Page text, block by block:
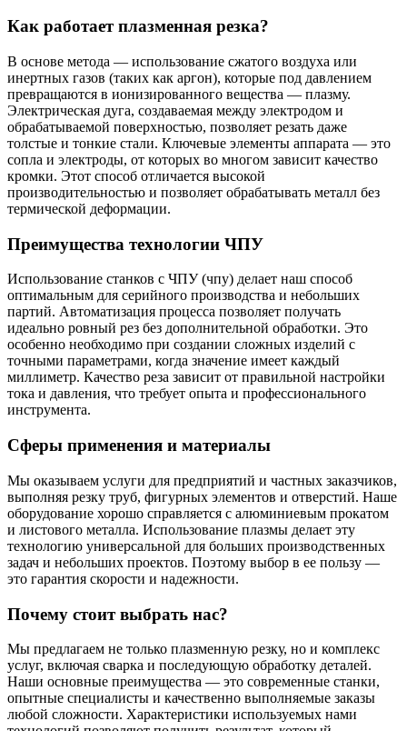
Как работает плазменная резка?
В основе метода — использование сжатого воздуха или
инертных газов (таких как аргон), которые под давлением
превращаются в ионизированного вещества — плазму.
Электрическая дуга, создаваемая между электродом и
обрабатываемой поверхностью, позволяет резать даже
толстые и тонкие стали. Ключевые элементы аппарата — это
сопла и электроды, от которых во многом зависит качество
кромки. Этот способ отличается высокой
производительностью и позволяет обрабатывать металл без
термической деформации.
Преимущества технологии ЧПУ
Использование станков с ЧПУ (чпу) делает наш способ
оптимальным для серийного производства и небольших
партий. Автоматизация процесса позволяет получать
идеально ровный рез без дополнительной обработки. Это
особенно необходимо при создании сложных изделий с
точными параметрами, когда значение имеет каждый
миллиметр. Качество реза зависит от правильной настройки
тока и давления, что требует опыта и профессионального
инструмента.
Сферы применения и материалы
Мы оказываем услуги для предприятий и частных заказчиков,
выполняя резку труб, фигурных элементов и отверстий. Наше
оборудование хорошо справляется с алюминиевым прокатом
и листового металла. Использование плазмы делает эту
технологию универсальной для больших производственных
задач и небольших проектов. Поэтому выбор в ее пользу —
это гарантия скорости и надежности.
Почему стоит выбрать нас?
Мы предлагаем не только плазменную резку, но и комплекс
услуг, включая сварка и последующую обработку деталей.
Наши основные преимущества — это современные станки,
опытные специалисты и качественно выполняемые заказы
любой сложности. Характеристики используемых нами